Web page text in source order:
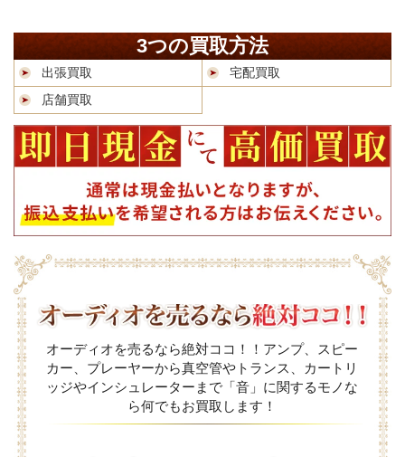
3つの買取方法
出張買取
宅配買取
店舗買取
オーディオを売るなら絶対ココ！！アンプ、スピー
カー、プレーヤーから真空管やトランス、カートリ
ッジやインシュレーターまで「音」に関するモノな
ら何でもお買取します！